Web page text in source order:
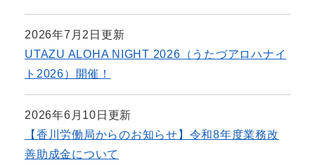
2026年7月2日更新
UTAZU ALOHA NIGHT 2026（うたづアロハナイ
ト2026）開催！
2026年6月10日更新
【香川労働局からのお知らせ】令和8年度業務改
善助成金について